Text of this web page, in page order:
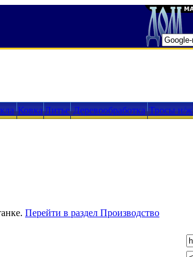
КовкаЛитье Деревообработка Тросы н/ж
Перейти в раздел Производство